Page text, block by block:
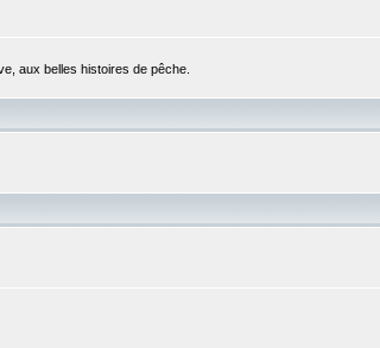
aux belles histoires de pêche.